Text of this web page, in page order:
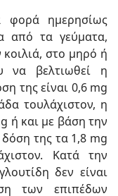
φορά ημερησίως
από τα γεύματα,
στο μηρό ή
να βελτιωθεί η
της είναι 0,6 mg
τουλάχιστον, η
ή και με βάση την
δόση της τα 1,8 mg
Κατά την
δεν είναι
των επιπέδων